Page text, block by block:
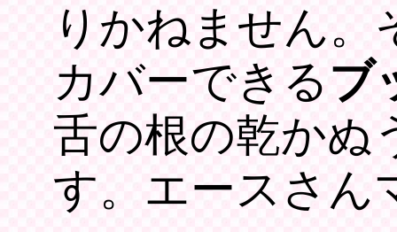
りかねません。
カバーできるブ
舌の根の乾かぬ
す。エースさん